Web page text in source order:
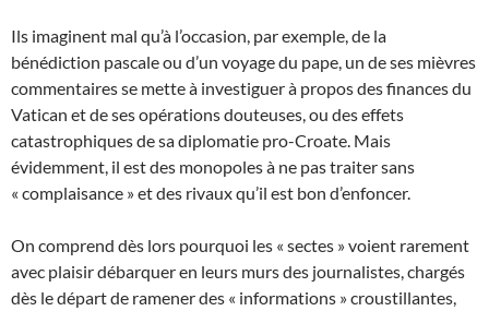
Ils imaginent mal qu’à l’occasion, par exemple, de la
bénédiction pascale ou d’un voyage du pape, un de ses mièvres
commentaires se mette à investiguer à propos des finances du
Vatican et de ses opérations douteuses, ou des effets
catastrophiques de sa diplomatie pro-Croate. Mais
évidemment, il est des monopoles à ne pas traiter sans
« complaisance » et des rivaux qu’il est bon d’enfoncer.
On comprend dès lors pourquoi les « sectes » voient rarement
avec plaisir débarquer en leurs murs des journalistes, chargés
dès le départ de ramener des « informations » croustillantes,